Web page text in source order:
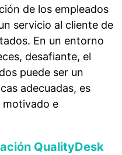
de los empleados
servicio al cliente de
En un entorno
desafiante, el
puede ser un
adecuadas, es
motivado e
QualityDesk